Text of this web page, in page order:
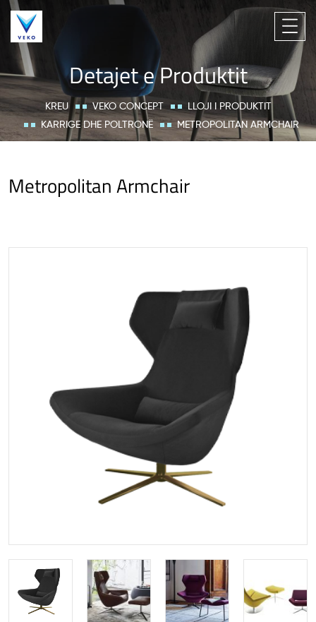
Detajet e Produktit
KREU VEKO CONCEPT
LLOJI I PRODUKTIT
KARRIGE DHE POLTRONË
METROPOLITAN ARMCHAIR
Metropolitan Armchair